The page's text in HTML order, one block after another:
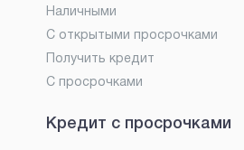
Наличными
С открытыми просрочками
Получить кредит
С просрочками
Кредит с просрочками